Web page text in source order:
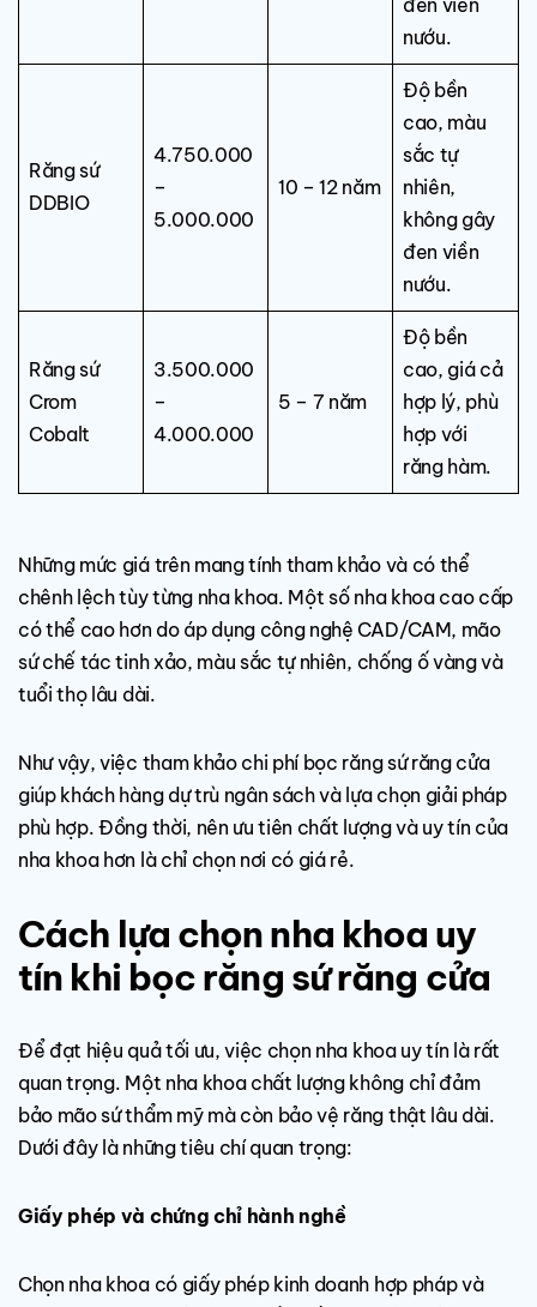
đen viền
nướu.
Răng sứ
DDBIO
4.750.000
–
5.000.000
10 – 12 năm
Độ bền
cao, màu
sắc tự
nhiên,
không gây
đen viền
nướu.
Răng sứ
Crom
Cobalt
3.500.000
–
4.000.000
5 – 7 năm
Độ bền
cao, giá cả
hợp lý, phù
hợp với
răng hàm.
Những mức giá trên mang tính tham khảo và có thể
chênh lệch tùy từng nha khoa. Một số nha khoa cao cấp
có thể cao hơn do áp dụng công nghệ CAD/CAM, mão
sứ chế tác tinh xảo, màu sắc tự nhiên, chống ố vàng và
tuổi thọ lâu dài.
Như vậy, việc tham khảo chi phí bọc răng sứ răng cửa
giúp khách hàng dự trù ngân sách và lựa chọn giải pháp
phù hợp. Đồng thời, nên ưu tiên chất lượng và uy tín của
nha khoa hơn là chỉ chọn nơi có giá rẻ.
Cách lựa chọn nha khoa uy
tín khi bọc răng sứ răng cửa
Để đạt hiệu quả tối ưu, việc chọn nha khoa uy tín là rất
quan trọng. Một nha khoa chất lượng không chỉ đảm
bảo mão sứ thẩm mỹ mà còn bảo vệ răng thật lâu dài.
Dưới đây là những tiêu chí quan trọng:
Giấy phép và chứng chỉ hành nghề
Chọn nha khoa có giấy phép kinh doanh hợp pháp và